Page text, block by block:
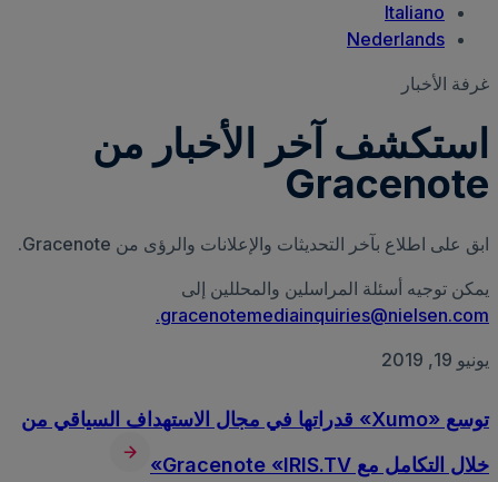
Italiano
Nederlands
غرفة الأخبار
استكشف آخر الأخبار من
Gracenote
ابق على اطلاع بآخر التحديثات والإعلانات والرؤى من Gracenote.
يمكن توجيه أسئلة المراسلين والمحللين إلى
gracenotemediainquiries@nielsen.com.
يونيو 19, 2019
توسع «Xumo» قدراتها في مجال الاستهداف السياقي من
خلال التكامل مع Gracenote «IRIS.TV»